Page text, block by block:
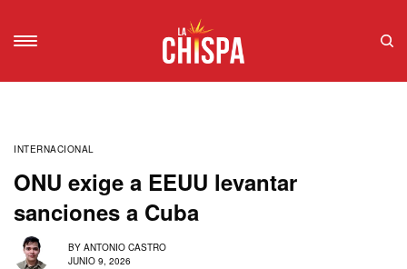
INTERNACIONAL
ONU exige a EEUU levantar
sanciones a Cuba
BY ANTONIO CASTRO
JUNIO 9, 2026